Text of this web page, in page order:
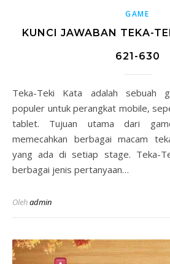
GAME
KUNCI JAWABAN TEKA-
621-630
Teka-Teki Kata adalah sebuah game teka-teki yang
populer untuk perangkat mobile,
tablet. Tujuan utama dari
memecahkan berbagai macam
yang ada di setiap stage. Teka-
berbagai jenis pertanyaan…
Olehadmin